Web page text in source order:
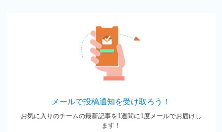
メールで投稿通知を受け取ろう！
お気に入りのチームの最新記事を1週間に1度メールでお届けし
ます！